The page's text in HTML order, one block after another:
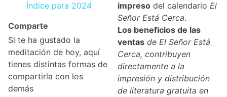
Índice para 2024
Comparte
Si te ha gustado la
meditación de hoy, aquí
tienes distintas formas de
compartirla con los
demás
impreso del calendario El
Señor Está Cerca.
Los beneficios de las
ventas de El Señor Está
Cerca, contribuyen
directamente a la
impresión y distribución
de literatura gratuita en